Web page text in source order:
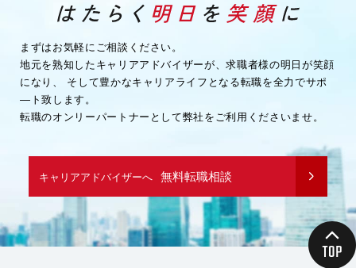
まずはお気軽にご相談ください。
地元を熟知したキャリアアドバイザーが、求職者様の明日が笑顔
になり、
そして豊かなキャリアライフとなる転職を全力でサポ
―ト致します。
転職のオンリーパートナーとして弊社をご利用くださいませ。
キャリアアドバイザーへ 無料転職相談